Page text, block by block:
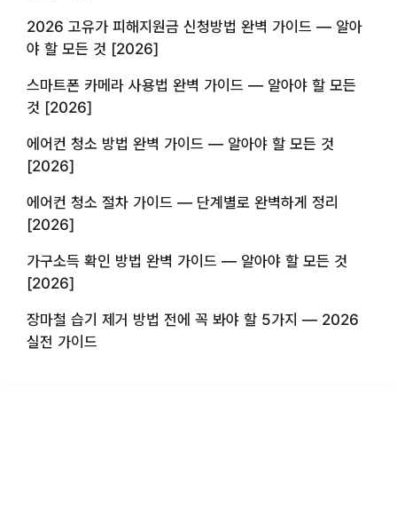
2026 고유가 피해지원금 신청방법 완벽 가이드 — 알아
야 할 모든 것 [2026]
스마트폰 카메라 사용법 완벽 가이드 — 알아야 할 모든
것 [2026]
에어컨 청소 방법 완벽 가이드 — 알아야 할 모든 것
[2026]
에어컨 청소 절차 가이드 — 단계별로 완벽하게 정리
[2026]
가구소득 확인 방법 완벽 가이드 — 알아야 할 모든 것
[2026]
장마철 습기 제거 방법 전에 꼭 봐야 할 5가지 — 2026
실전 가이드